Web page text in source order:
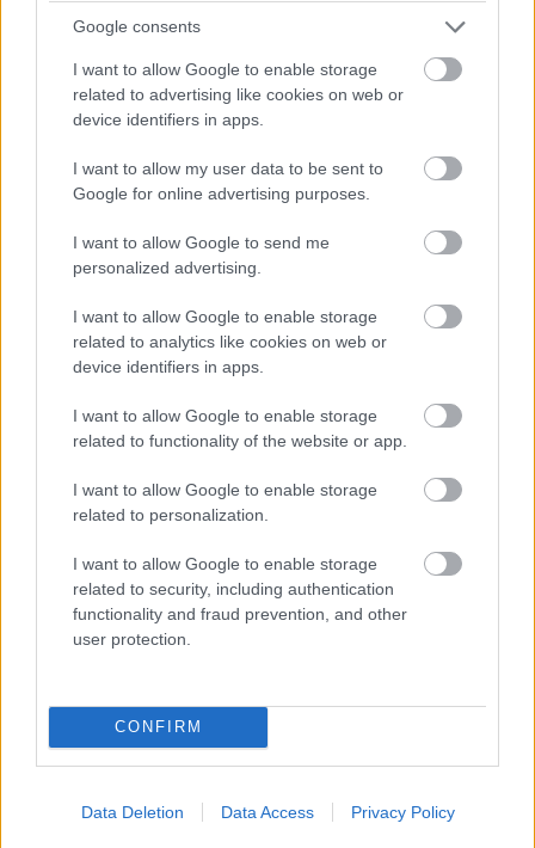
Google consents
I want to allow Google to enable storage
related to advertising like cookies on web or
device identifiers in apps.
I want to allow my user data to be sent to
Google for online advertising purposes.
I want to allow Google to send me
personalized advertising.
I want to allow Google to enable storage
related to analytics like cookies on web or
device identifiers in apps.
I want to allow Google to enable storage
related to functionality of the website or app.
I want to allow Google to enable storage
related to personalization.
I want to allow Google to enable storage
related to security, including authentication
functionality and fraud prevention, and other
user protection.
CONFIRM
Data Deletion Data Access Privacy Policy
majd innen, a Williams elég kakukktojás, mivel Albon nem volt
rossz a szabadedzéseken.
Ahogyan gyorsulni fog a pálya és egyre jobban gumizódik,
bőven benne van, hogy Perez ideje nem lesz elég a Q2-be
jutásra, bár ha elegendő is lenne, akkor sem zárhatna a 15.
helynél előrébb, hiszen megtörte az energiaitalos autót.
Fontos megjegyezni a szabadedzésekkel ellentétben az óra itt
Jelenleg Hamilton, De Vries, Sargeant, Sainz és Albon vannak
kieső pozícióban. Bő egy perc és újraindulnak a dolgok.
Tecpro is.